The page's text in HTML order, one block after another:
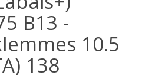
B13 -
10.5
138